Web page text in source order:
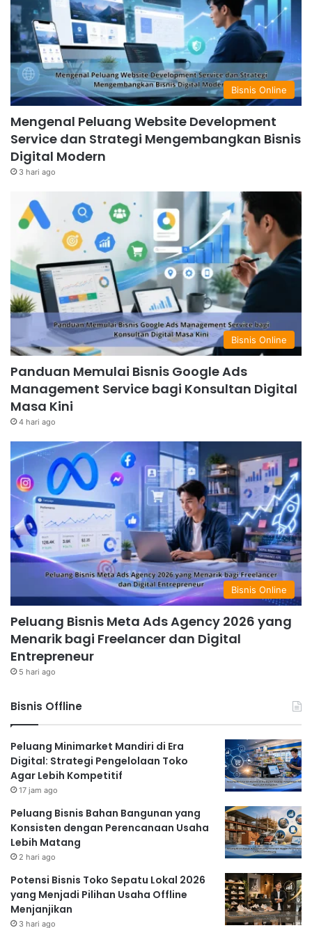
Bisnis Online
Mengenal Peluang Website Development
Service dan Strategi Mengembangkan Bisnis
Digital Modern
3 hari ago
Bisnis Online
Panduan Memulai Bisnis Google Ads
Management Service bagi Konsultan Digital
Masa Kini
4 hari ago
Bisnis Online
Peluang Bisnis Meta Ads Agency 2026 yang
Menarik bagi Freelancer dan Digital
Entrepreneur
5 hari ago
Bisnis Offline
Peluang Minimarket Mandiri di Era
Digital: Strategi Pengelolaan Toko
Agar Lebih Kompetitif
17 jam ago
Peluang Bisnis Bahan Bangunan yang
Konsisten dengan Perencanaan Usaha
Lebih Matang
2 hari ago
Potensi Bisnis Toko Sepatu Lokal 2026
yang Menjadi Pilihan Usaha Offline
Menjanjikan
3 hari ago